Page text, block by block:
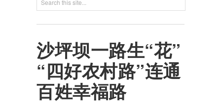
沙坪坝一路生“花”
“四好农村路”连通
百姓幸福路